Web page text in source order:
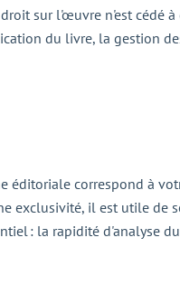
sur l'œuvre n'est cédé à
du livre, la gestion
éditoriale correspond à
exclusivité, il est utile de
: la rapidité d'analyse